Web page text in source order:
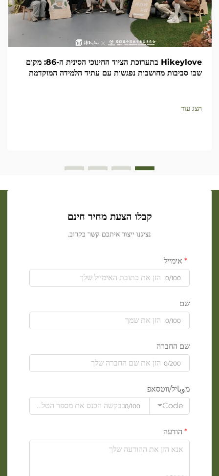
Hikeylove בתערוכת הציוד החינוכי הסינית ה-86: מקום
שבו סביבות מחושבות נפגשות עם עתיד הלמידה המוקדמת
הצג עוד
קבלו הצעת מחיר חינם
נציגנו ייצור איתכם קשר בקרוב.
אימייל
0/100
שם
0/100
שם החברה
0/200
מوباיל/ווטסאפ
Code
0/100
הודעה